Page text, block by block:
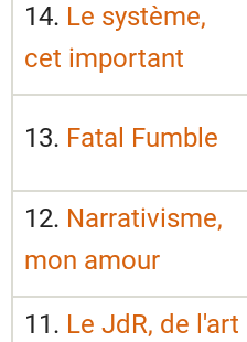
14. Le système,
cet important
13. Fatal Fumble
12. Narrativisme,
mon amour
11. Le JdR, de l'art